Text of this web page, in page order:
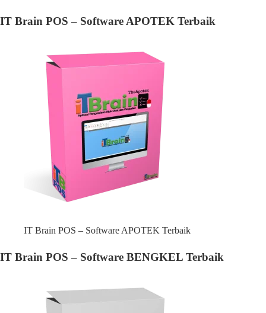
IT Brain POS – Software APOTEK Terbaik
IT Brain POS – Software APOTEK Terbaik
IT Brain POS – Software BENGKEL Terbaik